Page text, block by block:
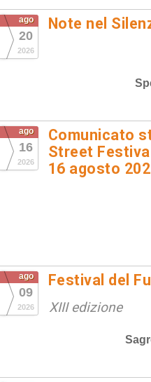
ago
20
2026
Note nel
ago
16
2026
Comunicato
Street
16 agosto
ago
09
2026
Festival del
XIII edizione